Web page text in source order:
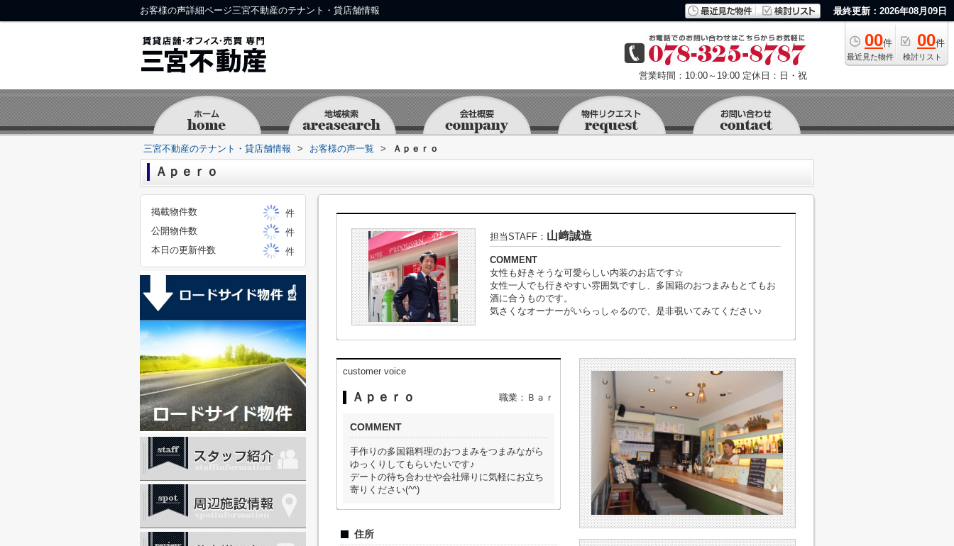
お客様の声詳細ページ三宮不動産のテナント・貸店舗情報 最終更新：2026年08月09日
00件
最近見た物件
00件
検討リスト
営業時間：10:00～19:00 定休日：日・祝
三宮不動産のテナント・貸店舗情報 > お客様の声一覧 > Ａｐｅｒｏ
Ａｐｅｒｏ
担当STAFF： 山﨑誠造
COMMENT
女性も好きそうな可愛らしい内装のお店です☆
女性一人でも行きやすい雰囲気ですし、多国籍のおつまみもとてもお
酒に合うものです。
気さくなオーナーがいらっしゃるので、是非覗いてみてください♪
customer voice
Ａｐｅｒｏ 職業：Ｂａｒ
COMMENT
手作りの多国籍料理のおつまみをつまみながら
ゆっくりしてもらいたいです♪
デートの待ち合わせや会社帰りに気軽にお立ち
寄りください(^^)
住所
掲載物件数
件
公開物件数
件
本日の更新件数
件